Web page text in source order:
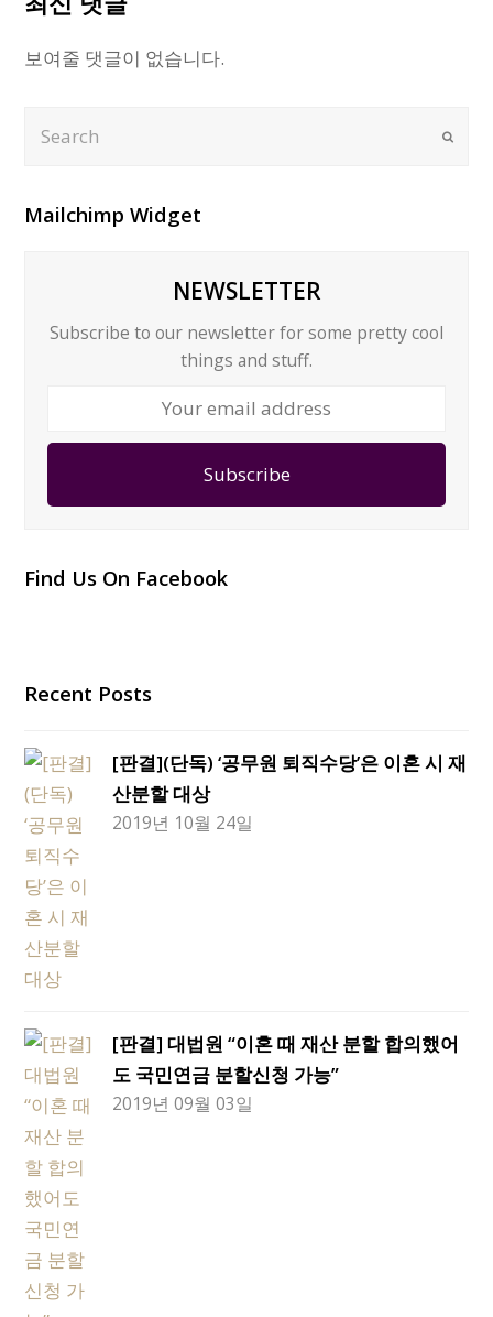
보여줄 댓글이 없습니다.
Submit
Mailchimp Widget
NEWSLETTER
Subscribe to our newsletter for some pretty cool
things and stuff.
Subscribe
Find Us On Facebook
Recent Posts
[판결](단독) ‘공무원 퇴직수당’은 이혼 시 재
산분할 대상
2019년 10월 24일
[판결] 대법원 “이혼 때 재산 분할 합의했어
도 국민연금 분할신청 가능”
2019년 09월 03일